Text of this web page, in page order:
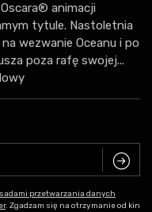
animacji
tytule. Nastoletnia
wezwanie Oceanu i po
poza rafę swojej...
C
przetwarzania danych
. Zgadzam się na otrzymanie od kin